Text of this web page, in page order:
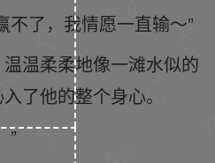
不了，我情愿一直输～”
温柔柔地像一滩水似的
了他的整个身心。
”